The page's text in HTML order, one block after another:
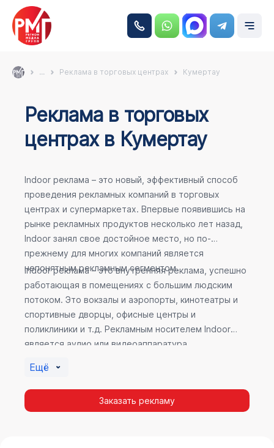
... Реклама в торговых центрах Кумертау
Реклама в торговых
центрах в Кумертау
Indoor реклама – это новый, эффективный способ
проведения рекламных компаний в торговых
центрах и супермаркетах. Впервые появившись на
рынке рекламных продуктов несколько лет назад,
Indoor занял свое достойное место, но по-
прежнему для многих компаний является
непонятным рекламным сегментом.
Indoor реклама – это внутренняя реклама, успешно
работающая в помещениях с большим людским
потоком. Это вокзалы и аэропорты, кинотеатры и
спортивные дворцы, офисные центры и
поликлиники и т.д. Рекламным носителем Indoor
является аудио или видеоаппаратура,
эффективность приносит такой вид рекламы в
местах продаж, поскольку воздействие на
покупателя в момент выбора товара наиболее
Ещё
Заказать рекламу